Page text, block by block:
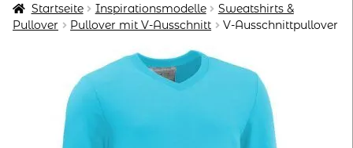
KONFIGURATOR
KONFIGURATOR
über uns
Startseite Inspirationsmodelle
Sweatshirts &
Pullover
Pullover mit V-Ausschnitt V-Ausschnittpullover